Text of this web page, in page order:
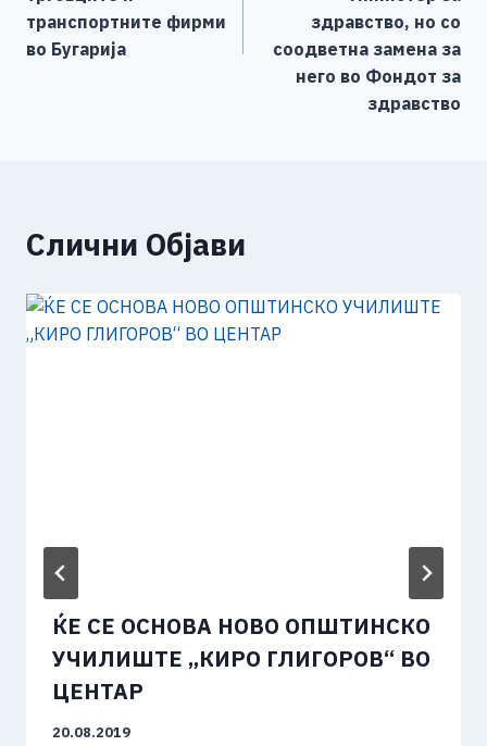
транспортните фирми
во Бугарија
здравство, но со
соодветна замена за
него во Фондот за
здравство
Слични Објави
ЌЕ СЕ ОСНОВА НОВО ОПШТИНСКО
УЧИЛИШТЕ „КИРО ГЛИГОРОВ“ ВО
ЦЕНТАР
20.08.2019